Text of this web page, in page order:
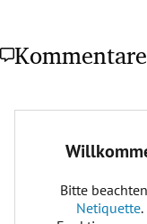
Kommentare